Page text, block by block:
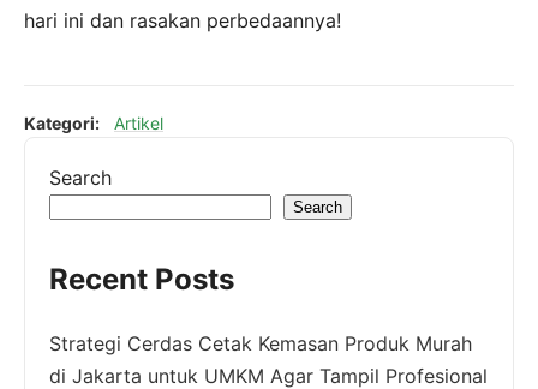
hari ini dan rasakan perbedaannya!
Kategori: Artikel
Search
Search
Recent Posts
Strategi Cerdas Cetak Kemasan Produk Murah
di Jakarta untuk UMKM Agar Tampil Profesional